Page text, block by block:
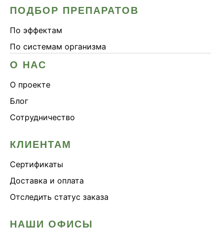
ПОДБОР ПРЕПАРАТОВ
По эффектам
По системам организма
О НАС
О проекте
Блог
Сотрудничество
КЛИЕНТАМ
Сертификаты
Доставка и оплата
Отследить статус заказа
НАШИ ОФИСЫ